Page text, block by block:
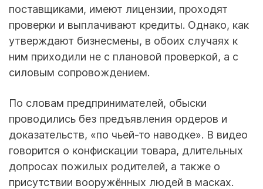
поставщиками, имеют лицензии, проходят
проверки и выплачивают кредиты. Однако, как
утверждают бизнесмены, в обоих случаях к
ним приходили не с плановой проверкой, а с
силовым сопровождением.
По словам предпринимателей, обыски
проводились без предъявления ордеров и
доказательств, «по чьей-то наводке». В видео
говорится о конфискации товара, длительных
допросах пожилых родителей, а также о
присутствии вооружённых людей в масках.